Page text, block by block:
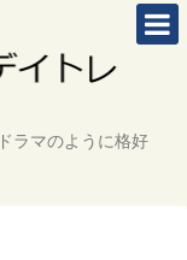
ラマのように格好